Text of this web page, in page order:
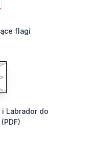
flagi
i Labrador do